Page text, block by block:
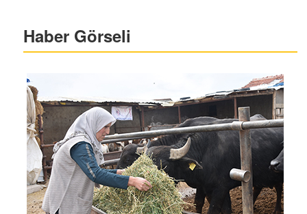
Haber Görseli